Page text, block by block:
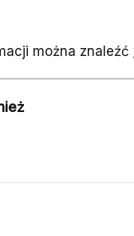
można znaleźć